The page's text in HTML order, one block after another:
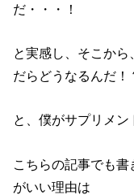
だ・・・！
と実感し、そこか
だらどうなるんだ！
と、僕がサプリメン
こちらの記事でも
がいい理由は